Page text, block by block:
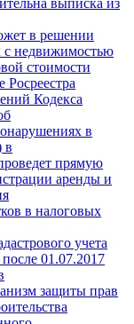
в решении
с недвижимостью
стоимости
Росреестра
Кодекса
в
в
прямую
аренды и
в налоговых
учета
01.07.2017
защиты прав